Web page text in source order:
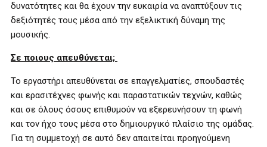
δυνατότητες και θα έχουν την ευκαιρία να αναπτύξουν τις
δεξιότητές τους μέσα από την εξελικτική δύναμη της
μουσικής.
Σε ποιους απευθύνεται;
Το εργαστήρι απευθύνεται σε επαγγελματίες, σπουδαστές
και ερασιτέχνες φωνής και παραστατικών τεχνών, καθώς
και σε όλους όσους επιθυμούν να εξερευνήσουν τη φωνή
και τον ήχο τους μέσα στο δημιουργικό πλαίσιο της ομάδας.
Για τη συμμετοχή σε αυτό δεν απαιτείται προηγούμενη